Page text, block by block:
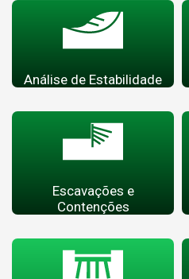
Análise de Estabilidade
Escavações e
Contenções